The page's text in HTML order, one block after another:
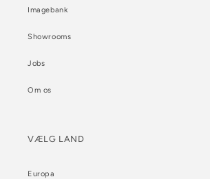
Imagebank
Showrooms
Jobs
Om os
VÆLG LAND
Europa